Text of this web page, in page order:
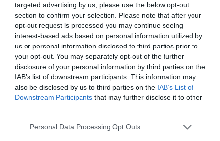
targeted advertising by us, please use the below opt-out
section to confirm your selection. Please note that after your
opt-out request is processed you may continue seeing
interest-based ads based on personal information utilized by
us or personal information disclosed to third parties prior to
your opt-out. You may separately opt-out of the further
disclosure of your personal information by third parties on the
IAB’s list of downstream participants. This information may
also be disclosed by us to third parties on the IAB’s List of
Downstream Participants that may further disclose it to other
Personal Data Processing Opt Outs
geef mening 0 reacties
Monuril
30-06-2019 | Vrouw | 24
fosfomycine (3g)
Blaasontsteking